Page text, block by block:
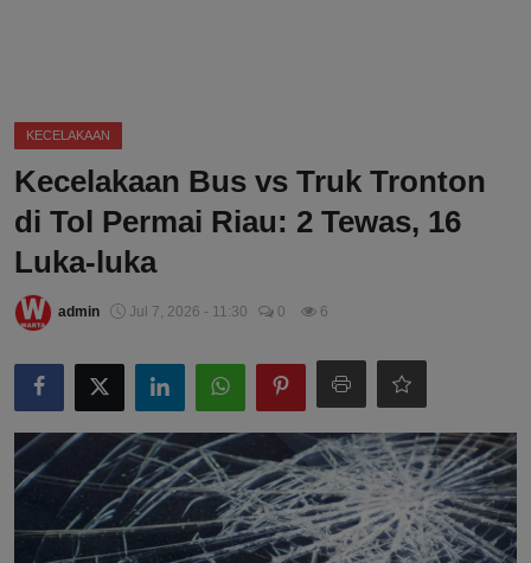
KECELAKAAN
Kecelakaan Bus vs Truk Tronton
di Tol Permai Riau: 2 Tewas, 16
Luka-luka
admin Jul 7, 2026 - 11:30 0 6